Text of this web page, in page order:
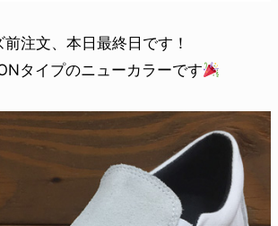
注文、本日最終日です！
タイプのニューカラーです